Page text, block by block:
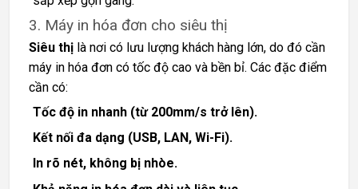
3. Máy in hóa đơn cho siêu thị
Siêu thị là nơi có lưu lượng khách hàng lớn, do đó cần
máy in hóa đơn có tốc độ cao và bền bỉ. Các đặc điểm
cần có:
Tốc độ in nhanh (từ 200mm/s trở lên).
Kết nối đa dạng (USB, LAN, Wi-Fi).
In rõ nét, không bị nhòe.